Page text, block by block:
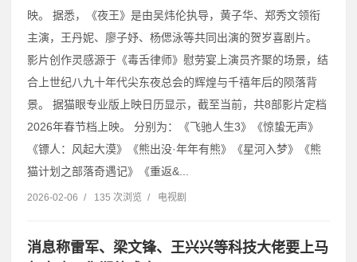
映。 据悉，《夜王》是由吴炜伦执导，黄子华、郑秀文领衔
主演，王丹妮、廖子妤、杨偲泳等共同出演的贺岁喜剧片。
影片创作灵感源于《毒舌律师》慰劳宴上演员齐聚的场景，结
合上世纪八九十年代尖东夜总会的辉煌与千禧年后的陨落背
景。 据猫眼专业版上映日历显示，截至当前，共8部影片定档
2026年春节档上映。 分别为：《飞驰人生3》《惊蛰无声》
《镖人：风起大漠》《熊出没·年年有熊》《星河入梦》《熊
猫计划之部落奇遇记》《重返&...
2026-02-06 / 135 次浏览 / 电视剧
消息称雷军、梁文锋、王兴兴等科技大佬要上马